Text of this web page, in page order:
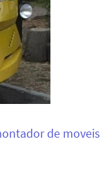
de moveis